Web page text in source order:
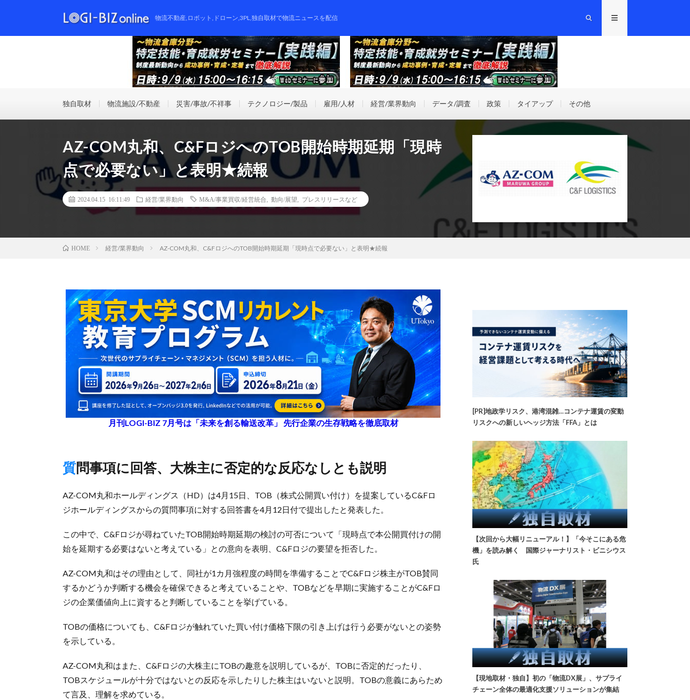
物流不動産,ロボット,ドローン,3PL,独自取材で物流ニュースを配信
独自取材 物流施設/不動産 災害/事故/不祥事 テクノロジー/製品 雇用/人材 経営/業界動向 データ/調査 政策 タイアップ その他
AZ-COM丸和、C&FロジへのTOB開始時期延期「現時
点で必要ない」と表明★続報
2024.04.15 16:11:49 経営/業界動向 M&A/事業買収/経営統合 動向/展望 プレスリリースなど
HOME 経営/業界動向 AZ-COM丸和、C&FロジへのTOB開始時期延期「現時点で必要ない」と表明★続報
月刊LOGI-BIZ 7月号は「未来を創る輸送改革」 先行企業の生存戦略を徹底取材
質問事項に回答、大株主に否定的な反応なしとも説明
AZ-COM丸和ホールディングス（HD）は4月15日、TOB（株式公開買い付け）を提案しているC&Fロ
ジホールディングスからの質問事項に対する回答書を4月12日付で提出したと発表した。
この中で、C&Fロジが尋ねていたTOB開始時期延期の検討の可否について「現時点で本公開買付けの開
始を延期する必要はないと考えている」との意向を表明、C&Fロジの要望を拒否した。
AZ-COM丸和はその理由として、同社が1カ月強程度の時間を準備することでC&Fロジ株主がTOB賛同
するかどうか判断する機会を確保できると考えていることや、TOBなどを早期に実施することがC&Fロ
ジの企業価値向上に資すると判断していることを挙げている。
TOBの価格についても、C&Fロジが触れていた買い付け価格下限の引き上げは行う必要がないとの姿勢
を示している。
AZ-COM丸和はまた、C&Fロジの大株主にTOBの趣意を説明しているが、TOBに否定的だったり、
TOBスケジュールが十分ではないとの反応を示したりした株主はいないと説明。TOBの意義にあらため
て言及、理解を求めている。
[PR]地政学リスク、港湾混雑…コンテナ運賃の変動
リスクへの新しいヘッジ方法「FFA」とは
【次回から大幅リニューアル！】「今そこにある危
機」を読み解く 国際ジャーナリスト・ビニシウス
氏
【現地取材・独自】初の「物流DX展」、サプライ
チェーン全体の最適化支援ソリューションが集結